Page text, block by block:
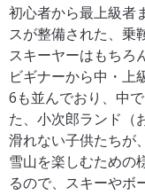
初心者から最上級者
スが整備された、乗
スキーヤーはもちろ
ビギナーから中・上
6も並んでおり、中
た、小次郎ランド（
滑れない子供たちが
雪山を楽しむための
るので、スキーやボ